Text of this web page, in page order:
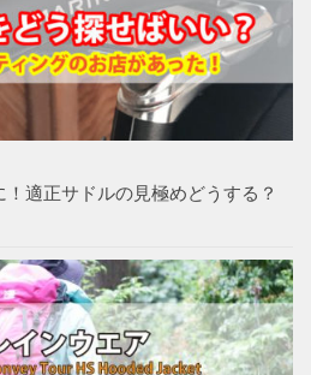
適正サドルの見極めどうする？